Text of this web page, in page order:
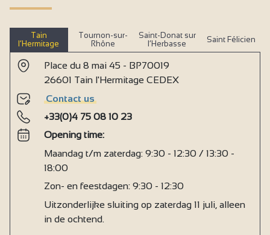
Tain
l’Hermitage
Tournon-sur-
Rhône
Saint-Donat sur
l’Herbasse
Saint Félicien
Place du 8 mai 45 - BP70019
26601 Tain l'Hermitage CEDEX
Contact us
+33(0)4 75 08 10 23
Opening time:
Maandag t/m zaterdag: 9:30 - 12:30 / 13:30 -
18:00
Zon- en feestdagen: 9:30 - 12:30
Uitzonderlijke sluiting op zaterdag 11 juli, alleen
in de ochtend.